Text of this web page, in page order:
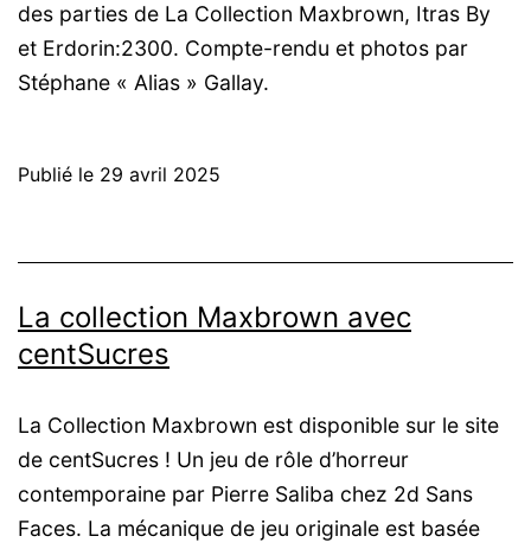
des parties de La Collection Maxbrown, Itras By
et Erdorin:2300. Compte-rendu et photos par
Stéphane « Alias » Gallay.
Publié le 29 avril 2025
La collection Maxbrown avec
centSucres
La Collection Maxbrown est disponible sur le site
de centSucres ! Un jeu de rôle d’horreur
contemporaine par Pierre Saliba chez 2d Sans
Faces. La mécanique de jeu originale est basée